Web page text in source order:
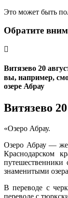
Это может быть
Обратите
Витязево 20
вы, например,
озере Абрау
Витязево 20
«Озеро Абрау.
Озеро Абрау —
Краснодарском
путешественники
знаменитыми
В переводе с
переводе с